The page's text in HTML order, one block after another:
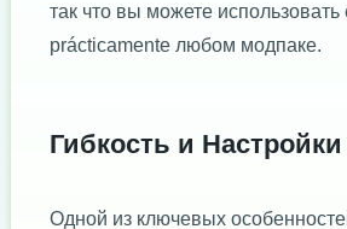
так что вы можете использовать
prácticamente любом модпаке.
Гибкость и Настройки
Одной из ключевых